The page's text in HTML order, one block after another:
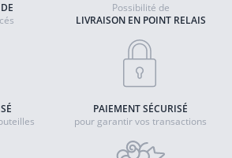
LIVRAISON EN POINT RELAIS
Possibilité de
PAIEMENT SÉCURISÉ
pour garantir vos transactions